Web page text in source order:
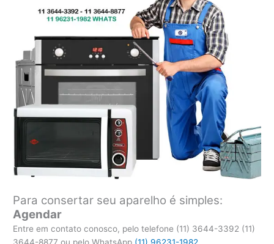
Para consertar seu aparelho é simples:
Agendar
Entre em contato conosco, pelo telefone (11) 3644-3392 (11)